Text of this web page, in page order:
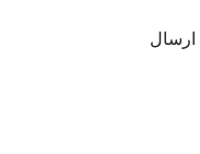
ارسال